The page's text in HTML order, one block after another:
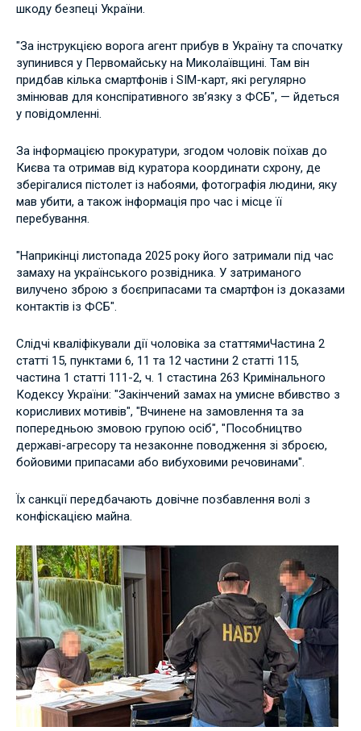
шкоду безпеці України.
"За інструкцією ворога агент прибув в Україну та спочатку
зупинився у Первомайську на Миколаївщині. Там він
придбав кілька смартфонів і SIM-карт, які регулярно
змінював для конспіративного зв’язку з ФСБ", — йдеться
у повідомленні.
За інформацією прокуратури, згодом чоловік поїхав до
Києва та отримав від куратора координати схрону, де
зберігалися пістолет із набоями, фотографія людини, яку
мав убити, а також інформація про час і місце її
перебування.
"Наприкінці листопада 2025 року його затримали під час
замаху на українського розвідника. У затриманого
вилучено зброю з боєприпасами та смартфон із доказами
контактів із ФСБ".
Слідчі кваліфікували дії чоловіка за статтямиЧастина 2
статті 15, пунктами 6, 11 та 12 частини 2 статті 115,
частина 1 статті 111-2, ч. 1 стастина 263 Кримінального
Кодексу України: "Закінчений замах на умисне вбивство з
корисливих мотивів", "Вчинене на замовлення та за
попередньою змовою групою осіб", "Пособництво
державі-агресору та незаконне поводження зі зброєю,
бойовими припасами або вибуховими речовинами".
Їх санкції передбачають довічне позбавлення волі з
конфіскацією майна.